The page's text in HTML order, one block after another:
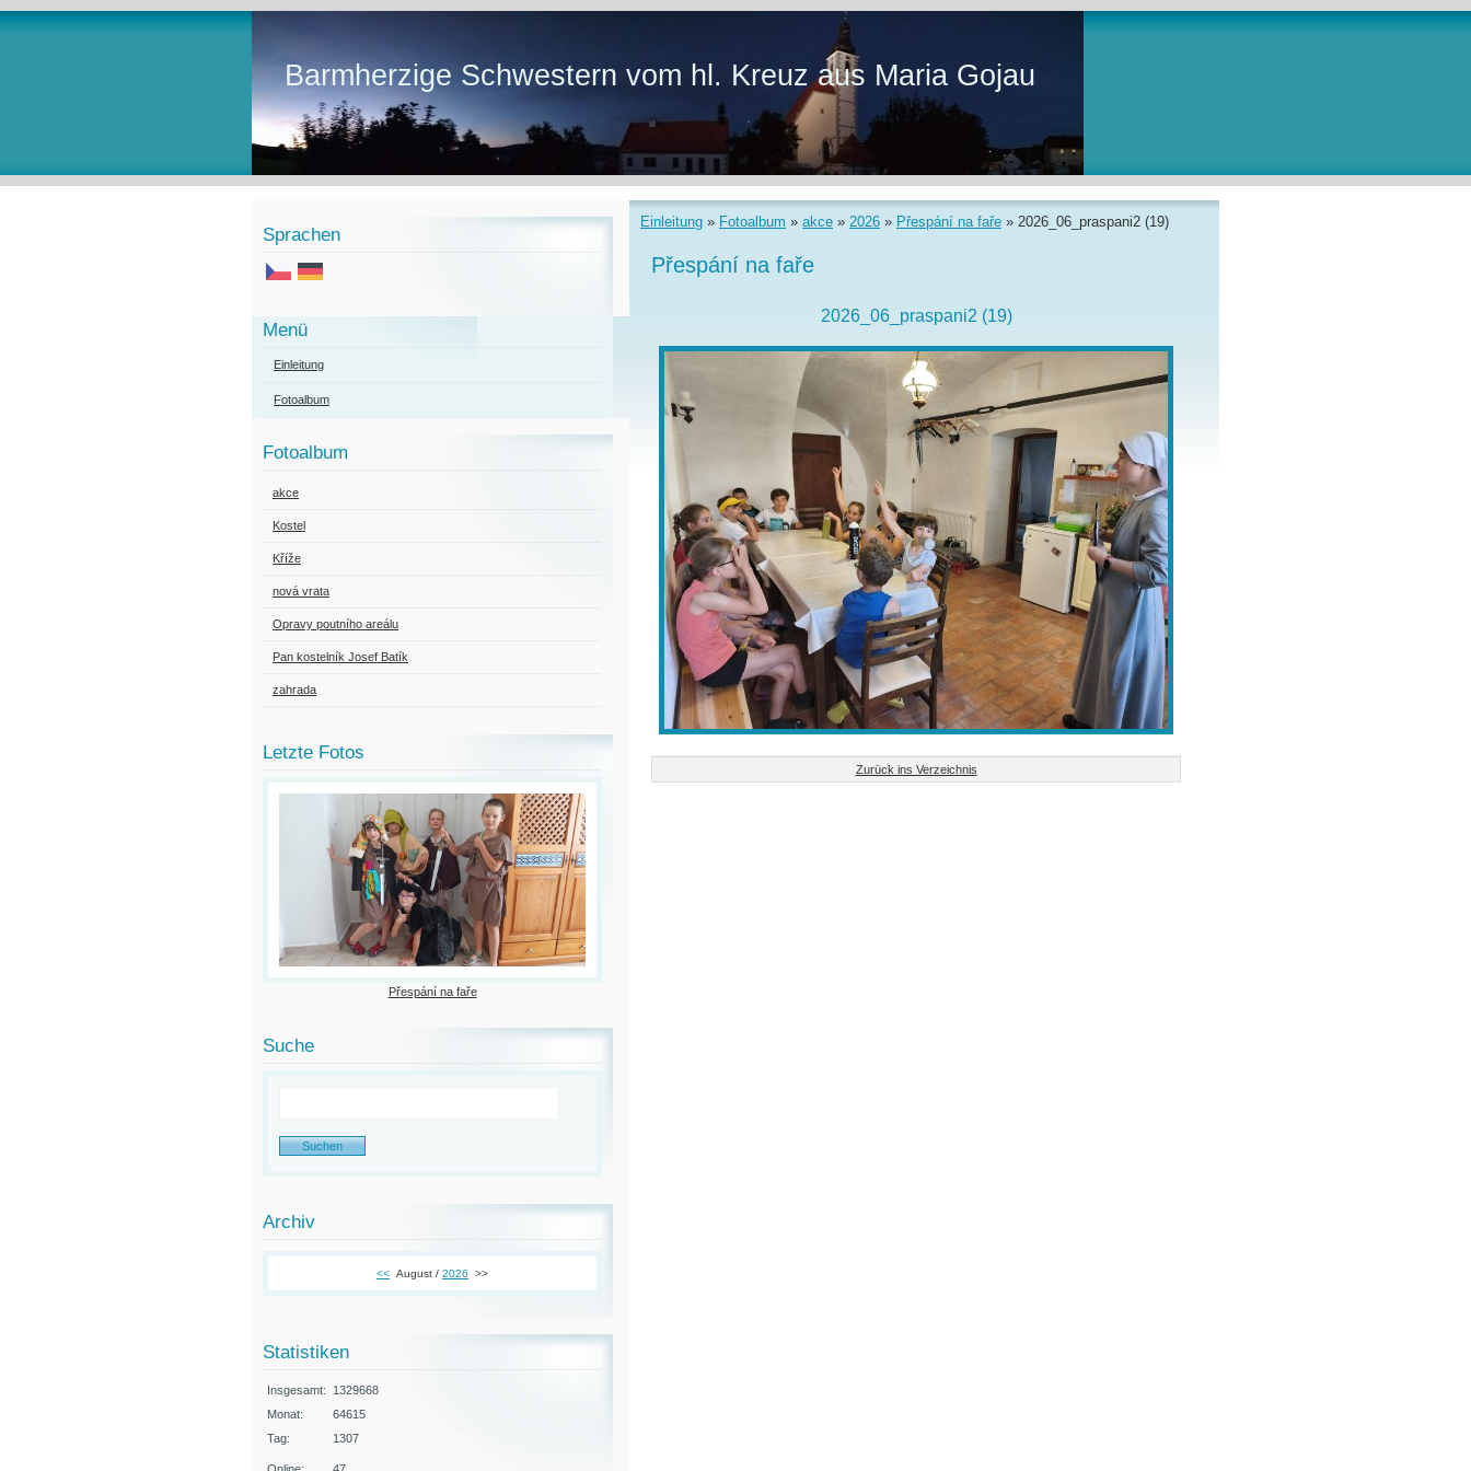
Barmherzige Schwestern vom hl. Kreuz aus Maria Gojau
Einleitung » Fotoalbum » akce » 2026 » Přespání na faře » 2026_06_praspani2 (19)
Přespání na faře
2026_06_praspani2 (19)
Zurück ins Verzeichnis
Sprachen
Menü
Einleitung
Fotoalbum
Fotoalbum
akce
Kostel
Kříže
nová vrata
Opravy poutního areálu
Pan kostelník Josef Batík
zahrada
Letzte Fotos
Přespání na faře
Suche
Archiv
<< August / 2026 >>
Statistiken
Insgesamt:
1329668
Monat:
64615
Tag:
1307